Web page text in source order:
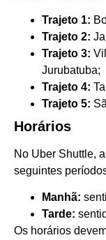
Trajeto 1:
Trajeto 2:
Trajeto 3:
Jurubatuba;
Trajeto 4:
Trajeto 5:
Horários
No Uber Shuttle,
seguintes
Manhã:
Tarde:
Os horários